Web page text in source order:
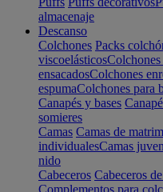
almacenaje
Descanso
Colchones Packs
viscoelásticos
ensacadosColchones
espumaColchones para
Canapés y bases
somieres
Camas Camas de
individualesCamas
nido
Cabeceros Cabeceros
Complementos para